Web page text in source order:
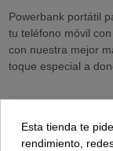
Powerbank portátil
tu teléfono móvil
con nuestra mejor
toque especial a
Esta tienda te
rendimiento,